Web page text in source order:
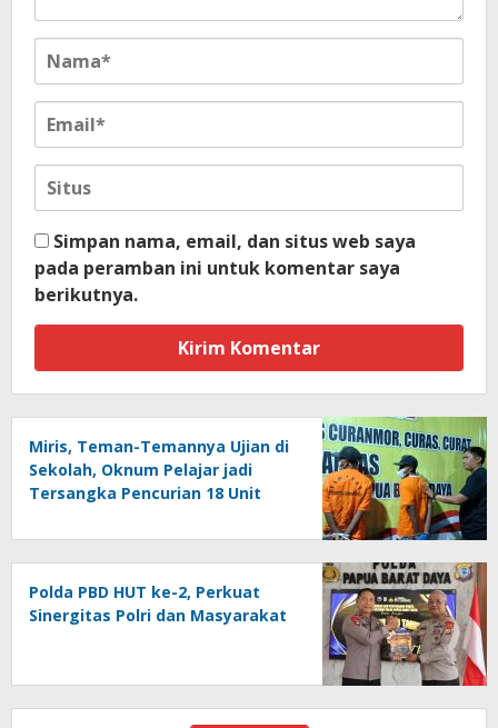
Simpan nama, email, dan situs web saya
pada peramban ini untuk komentar saya
berikutnya.
Miris, Teman-Temannya Ujian di
Sekolah, Oknum Pelajar jadi
Tersangka Pencurian 18 Unit
Polda PBD HUT ke-2, Perkuat
Sinergitas Polri dan Masyarakat